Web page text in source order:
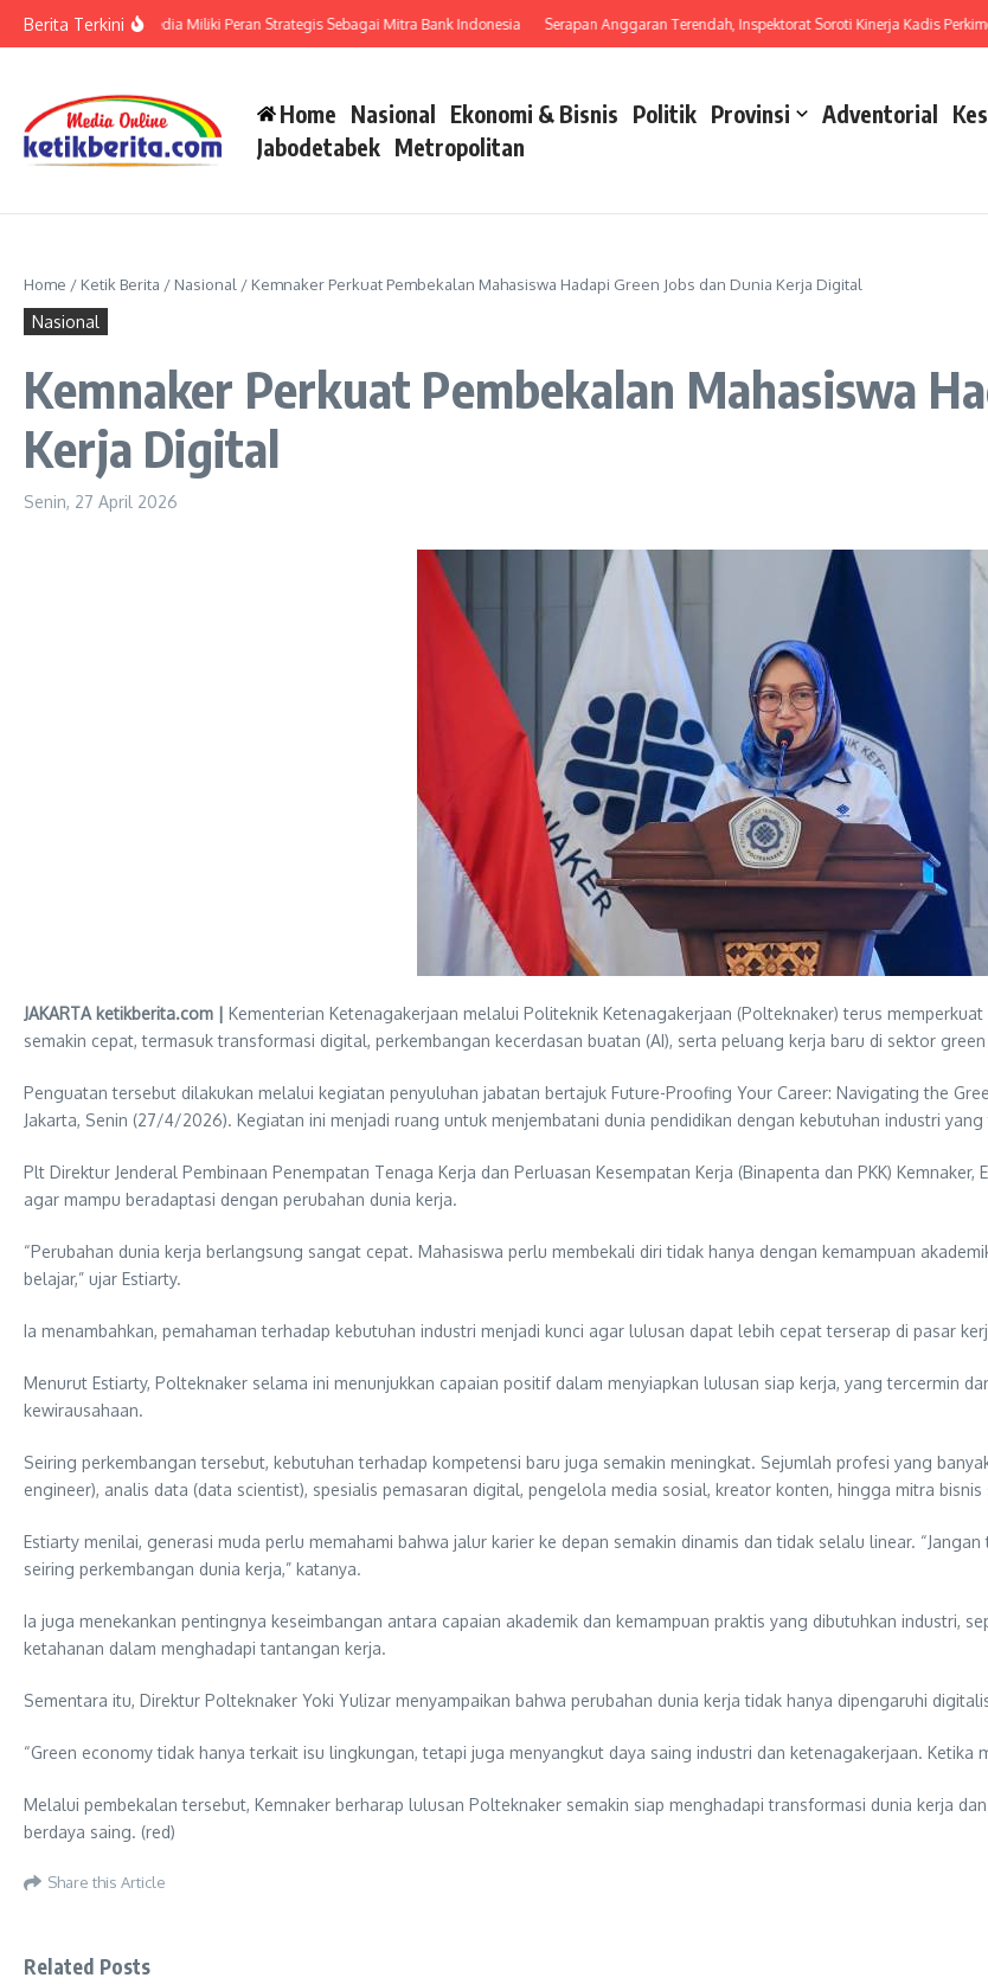
Berita Terkini
Ma’ruf Moesa : Media Miliki Peran Strategis Sebagai Mitra Bank Indonesia Serapan Anggaran Terendah, Inspektorat Soroti Kinerja Kadis
Home Nasional Ekonomi & Bisnis Politik Provinsi Adventorial
Jabodetabek Metropolitan
Home / Ketik Berita / Nasional / Kemnaker Perkuat Pembekalan Mahasiswa Hadapi Green Jobs dan Dunia Kerja Digital
Nasional
Kemnaker Perkuat Pembekalan Mahasiswa
Kerja Digital
Senin, 27 April 2026
JAKARTA ketikberita.com | Kementerian Ketenagakerjaan melalui Politeknik Ketenagakerjaan (Polteknaker) terus
semakin cepat, termasuk transformasi digital, perkembangan kecerdasan buatan (AI), serta peluang kerja baru di sektor
Penguatan tersebut dilakukan melalui kegiatan penyuluhan jabatan bertajuk Future-Proofing Your Career: Navigating the
Jakarta, Senin (27/4/2026). Kegiatan ini menjadi ruang untuk menjembatani dunia pendidikan dengan kebutuhan industri
Plt Direktur Jenderal Pembinaan Penempatan Tenaga Kerja dan Perluasan Kesempatan Kerja (Binapenta dan PKK)
agar mampu beradaptasi dengan perubahan dunia kerja.
“Perubahan dunia kerja berlangsung sangat cepat. Mahasiswa perlu membekali diri tidak hanya dengan kemampuan
belajar,” ujar Estiarty.
Ia menambahkan, pemahaman terhadap kebutuhan industri menjadi kunci agar lulusan dapat lebih cepat terserap di pasar
Menurut Estiarty, Polteknaker selama ini menunjukkan capaian positif dalam menyiapkan lulusan siap kerja, yang tercermin
kewirausahaan.
Seiring perkembangan tersebut, kebutuhan terhadap kompetensi baru juga semakin meningkat. Sejumlah profesi yang
engineer), analis data (data scientist), spesialis pemasaran digital, pengelola media sosial, kreator konten, hingga mitra
Estiarty menilai, generasi muda perlu memahami bahwa jalur karier ke depan semakin dinamis dan tidak selalu linear.
seiring perkembangan dunia kerja,” katanya.
Ia juga menekankan pentingnya keseimbangan antara capaian akademik dan kemampuan praktis yang dibutuhkan industri,
ketahanan dalam menghadapi tantangan kerja.
Sementara itu, Direktur Polteknaker Yoki Yulizar menyampaikan bahwa perubahan dunia kerja tidak hanya dipengaruhi
“Green economy tidak hanya terkait isu lingkungan, tetapi juga menyangkut daya saing industri dan ketenagakerjaan. Ketika
Melalui pembekalan tersebut, Kemnaker berharap lulusan Polteknaker semakin siap menghadapi transformasi dunia kerja
berdaya saing. (red)
Share this Article
Related Posts